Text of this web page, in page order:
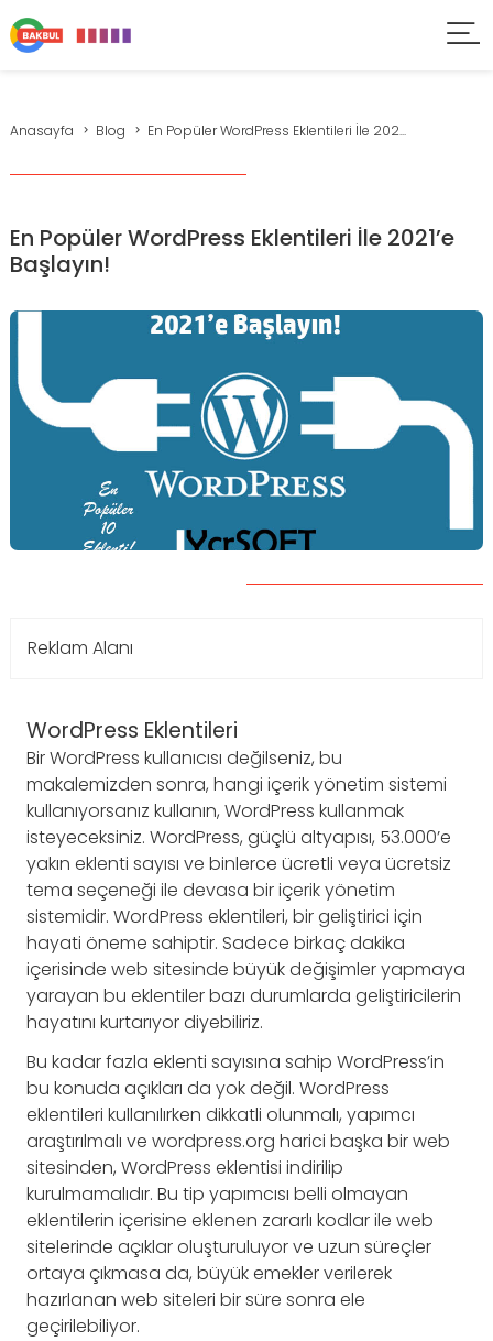
Anasayfa Blog En Popüler WordPress Eklentileri İle 202...
En Popüler WordPress Eklentileri İle 2021’e
Başlayın!
Reklam Alanı
WordPress Eklentileri
Bir WordPress kullanıcısı değilseniz, bu
makalemizden sonra, hangi içerik yönetim sistemi
kullanıyorsanız kullanın, WordPress kullanmak
isteyeceksiniz. WordPress, güçlü altyapısı, 53.000’e
yakın eklenti sayısı ve binlerce ücretli veya ücretsiz
tema seçeneği ile devasa bir içerik yönetim
sistemidir. WordPress eklentileri, bir geliştirici için
hayati öneme sahiptir. Sadece birkaç dakika
içerisinde web sitesinde büyük değişimler yapmaya
yarayan bu eklentiler bazı durumlarda geliştiricilerin
hayatını kurtarıyor diyebiliriz.
Bu kadar fazla eklenti sayısına sahip WordPress’in
bu konuda açıkları da yok değil. WordPress
eklentileri kullanılırken dikkatli olunmalı, yapımcı
araştırılmalı ve wordpress.org harici başka bir web
sitesinden, WordPress eklentisi indirilip
kurulmamalıdır. Bu tip yapımcısı belli olmayan
eklentilerin içerisine eklenen zararlı kodlar ile web
sitelerinde açıklar oluşturuluyor ve uzun süreçler
ortaya çıkmasa da, büyük emekler verilerek
hazırlanan web siteleri bir süre sonra ele
geçirilebiliyor.